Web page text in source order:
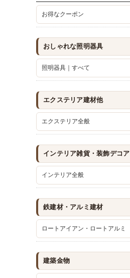
お得なクーポン
おしゃれな照明器具
照明器具｜すべて
エクステリア建材他
エクステリア全般
インテリア雑貨・装飾デコア
インテリア全般
鉄建材・アルミ建材
ロートアイアン・ロートアルミ
建築金物